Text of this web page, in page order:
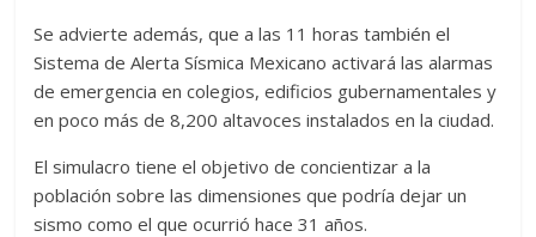
Se advierte además, que a las 11 horas también el
Sistema de Alerta Sísmica Mexicano activará las alarmas
de emergencia en colegios, edificios gubernamentales y
en poco más de 8,200 altavoces instalados en la ciudad.
El simulacro tiene el objetivo de concientizar a la
población sobre las dimensiones que podría dejar un
sismo como el que ocurrió hace 31 años.